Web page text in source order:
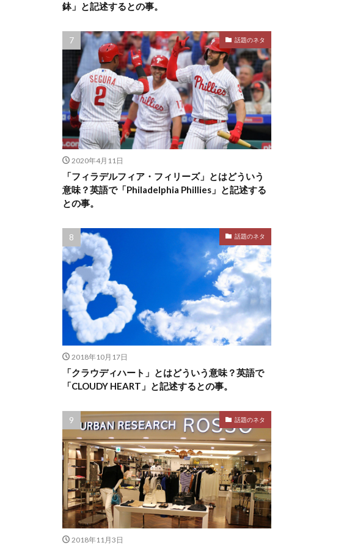
鉢」と記述するとの事。
話題のネタ
2020年4月11日
「フィラデルフィア・フィリーズ」とはどういう
意味？英語で「Philadelphia Phillies」と記述する
との事。
話題のネタ
2018年10月17日
「クラウディハート」とはどういう意味？英語で
「CLOUDY HEART」と記述するとの事。
話題のネタ
2018年11月3日